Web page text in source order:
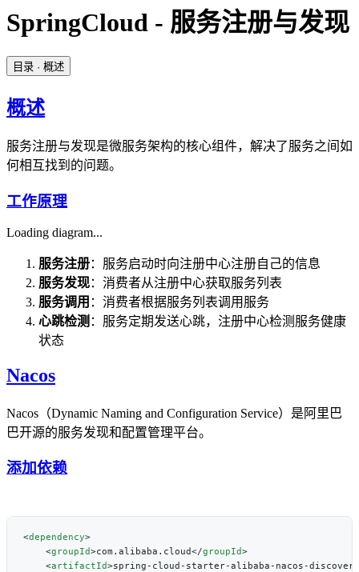
SpringCloud - 服务注册与发现
目录 · 概述
概述
服务注册与发现是微服务架构的核心组件，解决了服务之间如
何相互找到的问题。
工作原理
Loading diagram...
服务注册：服务启动时向注册中心注册自己的信息
服务发现：消费者从注册中心获取服务列表
服务调用 ：消费者根据服务列表调用服务
心跳检测 ：服务定期发送心跳，注册中心检测服务健康
状态
Nacos
Nacos（Dynamic Naming and Configuration Service）是阿里巴
巴开源的服务发现和配置管理平台。
添加依赖
<dependency
    <
groupId>com.alibaba.cloud</groupId
    <
artifactId>spring-cloud-starter-alibaba-nacos-